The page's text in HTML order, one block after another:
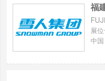
福
展
中